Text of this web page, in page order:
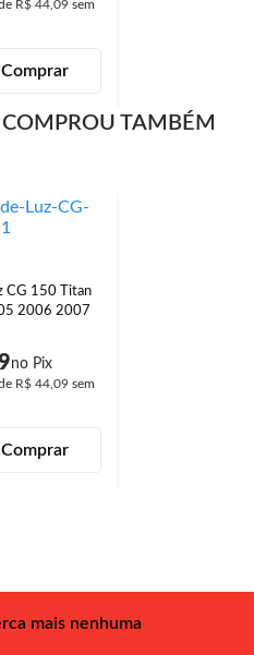
R$ 44,09sem
Comprar
TAMBÉM
CG 150 Titan
2006 2007
R$ 44,09sem
Comprar
mais nenhuma